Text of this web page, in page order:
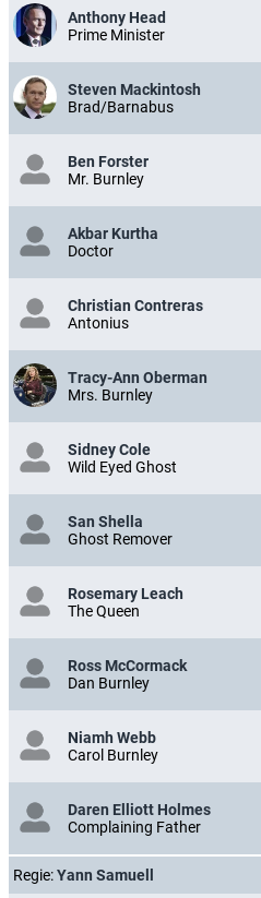
Anthony Head
Prime Minister
Steven Mackintosh
Brad/Barnabus
Ben Forster
Mr. Burnley
Akbar Kurtha
Doctor
Christian Contreras
Antonius
Tracy-Ann Oberman
Mrs. Burnley
Sidney Cole
Wild Eyed Ghost
San Shella
Ghost Remover
Rosemary Leach
The Queen
Ross McCormack
Dan Burnley
Niamh Webb
Carol Burnley
Daren Elliott Holmes
Complaining Father
Regie:Yann Samuell